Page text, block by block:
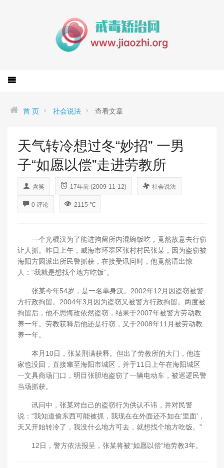
首 页 社会说法 查看文章
天气转冷想过冬“妙招” 一男
子“如愿以偿”走进劳教所
含笑 17年前 (2009-11-12) 社会说法
0 评论 2115 ℃
一个光棍汉为了能进拘留所内混碗饭吃，竟然故意去行窃
让人抓。昨日上午，威海市环翠区张村村民张某，因为盗窃被
海阳方圆派出所民警抓获，在接受讯问时，他竟然语出惊
人：“我就是想找个地方吃饭”。
张某今年54岁，是一名单身汉。2002年12月因盗窃被警
方行政拘留。2004年3月因为盗窃又被警方行政拘留。两度被
拘留后，他不思悔改依然盗窃，结果于2007年被警方劳动教
养一年。劳教获释后他还是行窃，又于2008年11月被劳动教
养一年。
本月10日，张某刑满获释。但出了劳教所的大门，他连
家也没回，直接窜至海阳市城区，并于11日上午在海阳城区
一文具商场门口，明目张胆地盗窃了一辆电动车，被巡逻民警
当场抓获。
讯问中，张某对自己的盗窃行为供认不讳，并对民警
说：“我知道偷东西可能被抓，我现在在外面还不如在‘里面’，
天又开始转冷了，我没什么地方可去，就想找个地方吃饭。”
12日，警方依法报呈，张某将被“如愿以偿”地劳教3年。